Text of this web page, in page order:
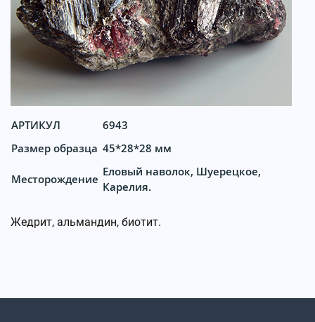
АРТИКУЛ
6943
Размер образца 45*28*28 мм
Месторождение
Еловый наволок, Шуерецкое,
Карелия.
Жедрит, альмандин, биотит.